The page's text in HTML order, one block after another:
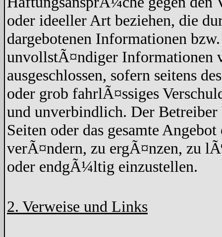
oder ideeller Art beziehen, die
dargebotenen Informationen
unvollstÃ¤ndiger Informationen
ausgeschlossen, sofern seitens
oder grob fahrlÃ¤ssiges
und unverbindlich. Der
Seiten oder das gesamte
verÃ¤ndern, zu ergÃ¤nzen, zu
oder endgÃ¼ltig einzustellen.
2. Verweise und Links